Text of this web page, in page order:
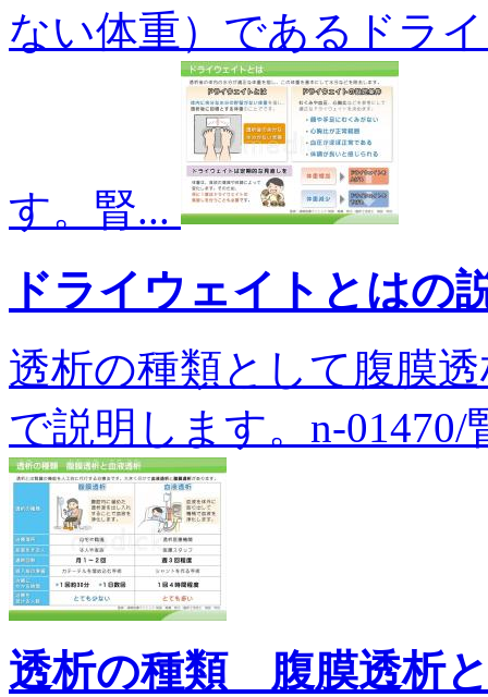
ない体重）であるドラ
す。腎...
ドライウェイトとはの
透析の種類として腹膜
で説明します。n-
透析の種類 腹膜透析